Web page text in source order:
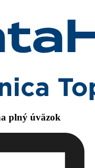
plný úväzok